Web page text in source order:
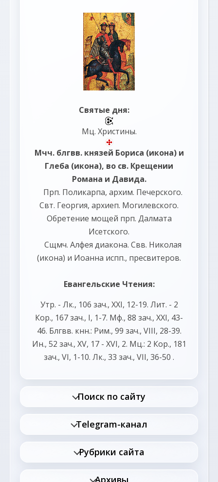
Святые дня:
Мц. Христины.
Мчч. блгвв. князей Бориса (икона) и
Глеба (икона), во св. Крещении
Романа и Давида.
Прп. Поликарпа, архим. Печерского.
Свт. Георгия, архиеп. Могилевского.
Обретение мощей прп. Далмата
Исетского.
Сщмч. Алфея диакона. Свв. Николая
(икона) и Иоанна испп., пресвитеров.
Евангельские Чтения:
Утр. - Лк., 106 зач., XXI, 12-19. Лит. - 2
Кор., 167 зач., I, 1-7. Мф., 88 зач., XXI, 43-
46. Блгвв. кнн.: Рим., 99 зач., VIII, 28-39.
Ин., 52 зач., XV, 17 - XVI, 2. Мц.: 2 Кор., 181
зач., VI, 1-10. Лк., 33 зач., VII, 36-50 .
Поиск по сайту
Telegram-канал
Рубрики сайта
Архивы